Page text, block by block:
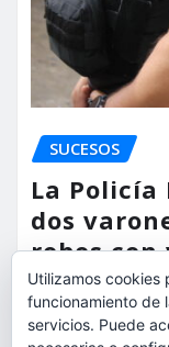
SUCESOS
La
dos
robos
misma
torrent al
Utilizamos cookies
funcionamiento de
servicios. Puede